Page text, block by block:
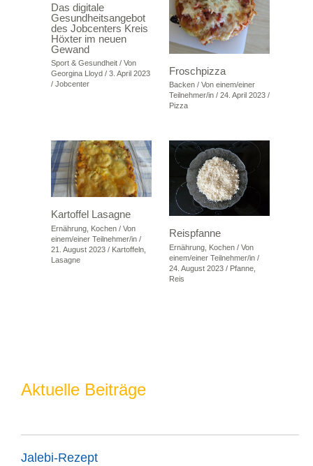
Das digitale
Gesundheitsangebot
des Jobcenters Kreis
Höxter im neuen
Gewand
Sport & Gesundheit/ Von
Georgina Lloyd / 3. April 2023
/ Jobcenter
Froschpizza
Backen/ Von einem/einer
Teilnehmer/in / 24. April 2023 /
Pizza
Kartoffel Lasagne
Ernährung, Kochen/ Von
einem/einer Teilnehmer/in /
21. August 2023 / Kartoffeln,
Lasagne
Reispfanne
Ernährung, Kochen/ Von
einem/einer Teilnehmer/in /
24. August 2023 / Pfanne,
Reis
Aktuelle Beiträge
Jalebi-Rezept